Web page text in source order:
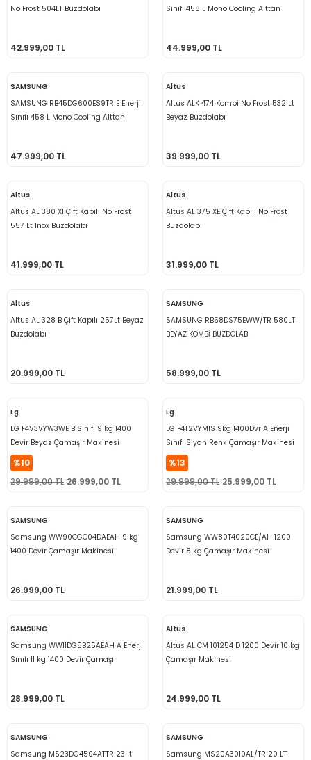
No Frost 504LT Buzdolabı
42.999,00 TL
Sınıfı 458 L Mono Cooling Alttan
44.999,00 TL
SAMSUNG
SAMSUNG RB45DG600ES9TR E Enerji
Sınıfı 458 L Mono Cooling Alttan
47.999,00 TL
Altus
Altus ALK 474 Kombi No Frost 532 Lt
Beyaz Buzdolabı
39.999,00 TL
Altus
Altus AL 380 XI Çift Kapılı No Frost
557 Lt Inox Buzdolabı
41.999,00 TL
Altus
Altus AL 375 XE Çift Kapılı No Frost
Buzdolabı
31.999,00 TL
Altus
Altus AL 328 B Çift Kapılı 257Lt Beyaz
Buzdolabı
20.999,00 TL
SAMSUNG
SAMSUNG RB58DS75EWW/TR 580LT
BEYAZ KOMBİ BUZDOLABI
58.999,00 TL
Lg
LG F4V3VYW3WE B Sınıfı 9 kg 1400
Devir Beyaz Çamaşır Makinesi
%10
29.999,00 TL 26.999,00 TL
Lg
LG F4T2VYM1S 9kg 1400Dvr A Enerji
Sınıfı Siyah Renk Çamaşır Makinesi
%13
29.999,00 TL 25.999,00 TL
SAMSUNG
Samsung WW90CGC04DAEAH 9 kg
1400 Devir Çamaşır Makinesi
26.999,00 TL
SAMSUNG
Samsung WW80T4020CE/AH 1200
Devir 8 kg Çamaşır Makinesi
21.999,00 TL
SAMSUNG
Samsung WW11DG5B25AEAH A Enerji
Sınıfı 11 kg 1400 Devir Çamaşır
28.999,00 TL
Altus
Altus AL CM 101254 D 1200 Devir 10 kg
Çamaşır Makinesi
24.999,00 TL
SAMSUNG
Samsung MS23DG4504ATTR 23 lt
SAMSUNG
Samsung MS20A3010AL/TR 20 LT